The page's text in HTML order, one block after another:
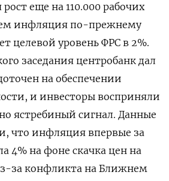
еще на 110.000 рабочих
инфляция по-прежнему
целевой уровень ФРС в 2%.
заседания центробанк дал
на обеспечении
‌и инвесторы восприняли
ястребиный сигнал. Данные
что инфляция впервые за
4% на фоне скачка ​цен на
за конфликта на Ближнем